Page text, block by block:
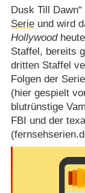
Dusk Till
Serieund wird
Hollywood
Staffel, bereits
dritten Staffel
Folgen der
(hier gespielt
blutrünstige
FBI und der